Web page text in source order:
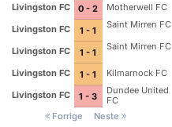
Livingston FC 0 - 2
Motherwell FC
Livingston FC
1 - 1
Saint Mirren FC
Livingston FC 1 - 1
Saint Mirren FC
Livingston FC 1 - 1
Kilmarnock FC
Livingston FC
1 - 3
Dundee United
FC
Forrige
Neste